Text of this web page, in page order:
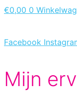
€0,00 0
Facebook
Mijn